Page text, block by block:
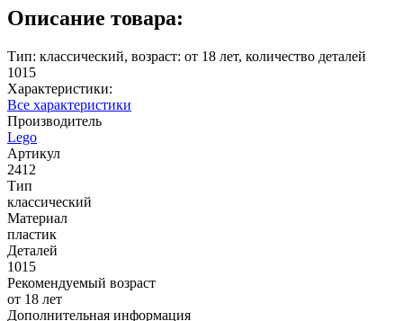
Описание товара:
Тип: классический, возраст: от 18 лет, количество деталей
1015
Характеристики:
Все характеристики
Производитель
Lego
Артикул
2412
Тип
классический
Материал
пластик
Деталей
1015
Рекомендуемый возраст
от 18 лет
Дополнительная информация